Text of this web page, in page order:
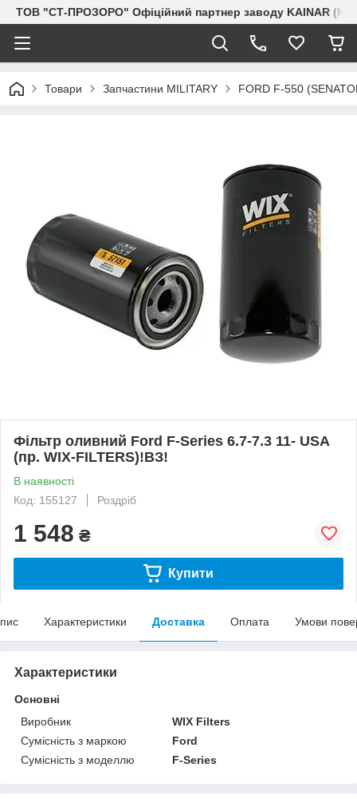
ТОВ "СТ-ПРОЗОРО" Офіційний партнер заводу KAINAR
Товари Запчастини MILITARY FORD F-550
Фільтр оливний Ford F-Series 6.7-7.3 11- USA
(пр. WIX-FILTERS)!ВЗ!
В наявності
Код: 155127
Роздріб
1 548 ₴
Купити
Характеристики Доставка Оплата Умови
Характеристики
Основні
Виробник
WIX Filters
Сумісність з маркою
Ford
Сумісність з моделлю
F-Series